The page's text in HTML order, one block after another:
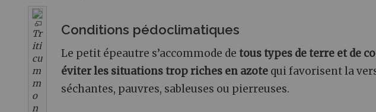
Tr
iti
cu
m
m
o
n
Conditions pédoclimatiques
Le petit épeautre s’accommode de tous types de terre et de
éviter les situations trop riches en azotequi favorisent la
séchantes, pauvres, sableuses ou pierreuses.